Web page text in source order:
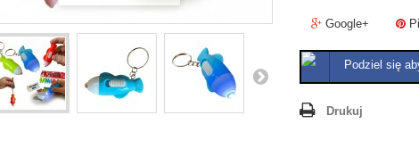
Google+
Podziel się
Drukuj